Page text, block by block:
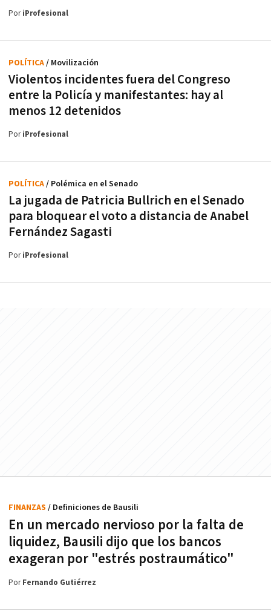
PoriProfesional
Violentos incidentes fuera del Congreso
entre la Policía y manifestantes: hay al
menos 12 detenidos
POLÍTICA/ Movilización
PoriProfesional
La jugada de Patricia Bullrich en el Senado
para bloquear el voto a distancia de Anabel
Fernández Sagasti
POLÍTICA/ Polémica en el Senado
PoriProfesional
En un mercado nervioso por la falta de
liquidez, Bausili dijo que los bancos
exageran por "estrés postraumático"
FINANZAS / Definiciones de Bausili
PorFernando Gutiérrez